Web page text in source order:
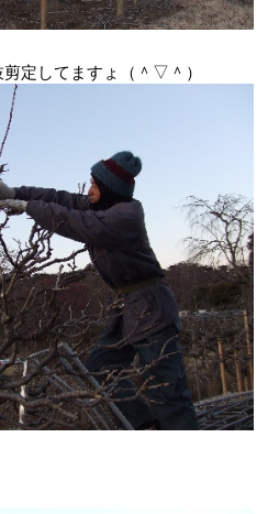
定してますょ（＾▽＾）